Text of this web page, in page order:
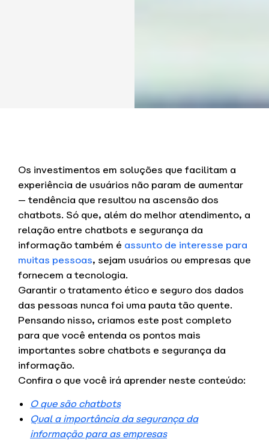
Os investimentos em soluções que facilitam a
experiência de usuários não param de aumentar
— tendência que resultou na ascensão dos
chatbots. Só que, além do melhor atendimento, a
relação entre chatbots e segurança da
informação também é assunto de interesse para
muitas pessoas, sejam usuários ou empresas que
fornecem a tecnologia.
Garantir o tratamento ético e seguro dos dados
das pessoas nunca foi uma pauta tão quente.
Pensando nisso, criamos este post completo
para que você entenda os pontos mais
importantes sobre chatbots e segurança da
informação.
Confira o que você irá aprender neste conteúdo:
O que são chatbots
Qual a importância da segurança da
informação para as empresas